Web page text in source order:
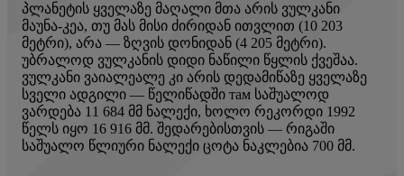
პლანეტის ყველაზე მაღალი მთა არის ვულკანი
მაუნა-კეა, თუ მას მისი ძირიდან ითვლით (10 203
მეტრი), არა — ზღვის დონიდან (4 205 მეტრი).
უბრალოდ ვულკანის დიდი ნაწილი წყლის ქვეშაა.
ვულკანი ვაიალეალე კი არის დედამიწაზე ყველაზე
სველი ადგილი — წელიწადში там საშუალოდ
ვარდება 11 684 მმ ნალექი, ხოლო რეკორდი 1992
წელს იყო 16 916 მმ. შედარებისთვის — რიგაში
საშუალო წლიური ნალექი ცოტა ნაკლებია 700 მმ.